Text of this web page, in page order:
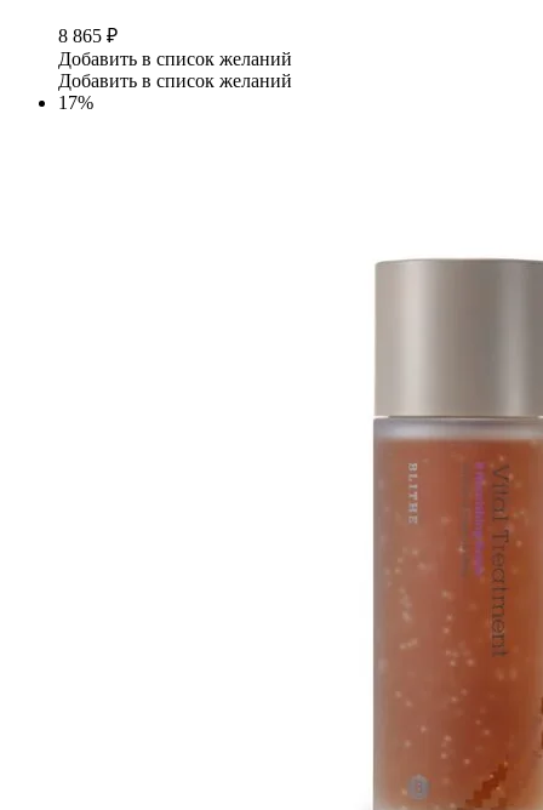
8 865 ₽
Добавить в список желаний
Добавить в список желаний
17%